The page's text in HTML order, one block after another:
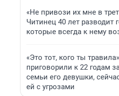
«Не привози их мне в
Читинец 40 лет разводит
которые всегда к нему
«Это тот, кого ты
приговорили к 22 годам
семьи его девушки,
ей с угрозами